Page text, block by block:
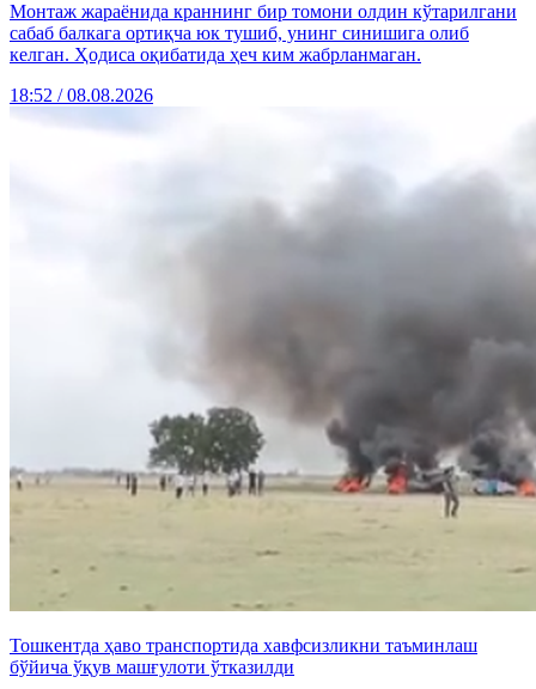
Монтаж жараёнида краннинг бир томони олдин кўтарилгани
сабаб балкага ортиқча юк тушиб, унинг синишига олиб
келган. Ҳодиса оқибатида ҳеч ким жабрланмаган.
18:52 / 08.08.2026
Тошкентда ҳаво транспортида хавфсизликни таъминлаш
бўйича ўқув машғулоти ўтказилди